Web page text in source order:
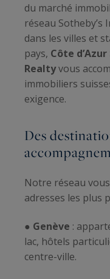
du marché
réseau
dans les villes et
pays, Côte
Realtyvous
immobiliers
exigence.
Des
Notre réseau
adresses les plus
● Genève :
lac, hôtels
centre-ville.